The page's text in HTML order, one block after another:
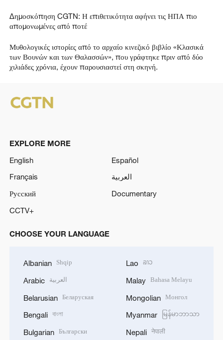
Δημοσκόπηση CGTN: Η επιθετικότητα αφήνει τις ΗΠΑ πιο
απομονωμένες από ποτέ
Μυθολογικές ιστορίες από το αρχαίο κινεζικό βιβλίο «Κλασικά
των Βουνών και των Θαλασσών», που γράφτηκε πριν από δύο
χιλιάδες χρόνια, έχουν παρουσιαστεί στη σκηνή.
EXPLORE MORE
English
Español
Français
العربية
Русский
Documentary
CCTV+
CHOOSE YOUR LANGUAGE
Albanian Shqip
Arabic العربية
Belarusian Беларуская
Bengali বাংলা
Bulgarian Български
Lao ລາວ
Malay Bahasa Melayu
Mongolian Монгол
Myanmar မြန်မာဘာသာ
Nepali नेपाली